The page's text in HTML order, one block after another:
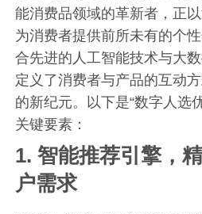
能消费品领域的革新者，正
为消费者提供前所未有的个
合先进的人工智能技术与大
定义了消费者与产品的互动
的新纪元。以下是“数字人选
关键要素：
1.智能推荐引擎，
户需求